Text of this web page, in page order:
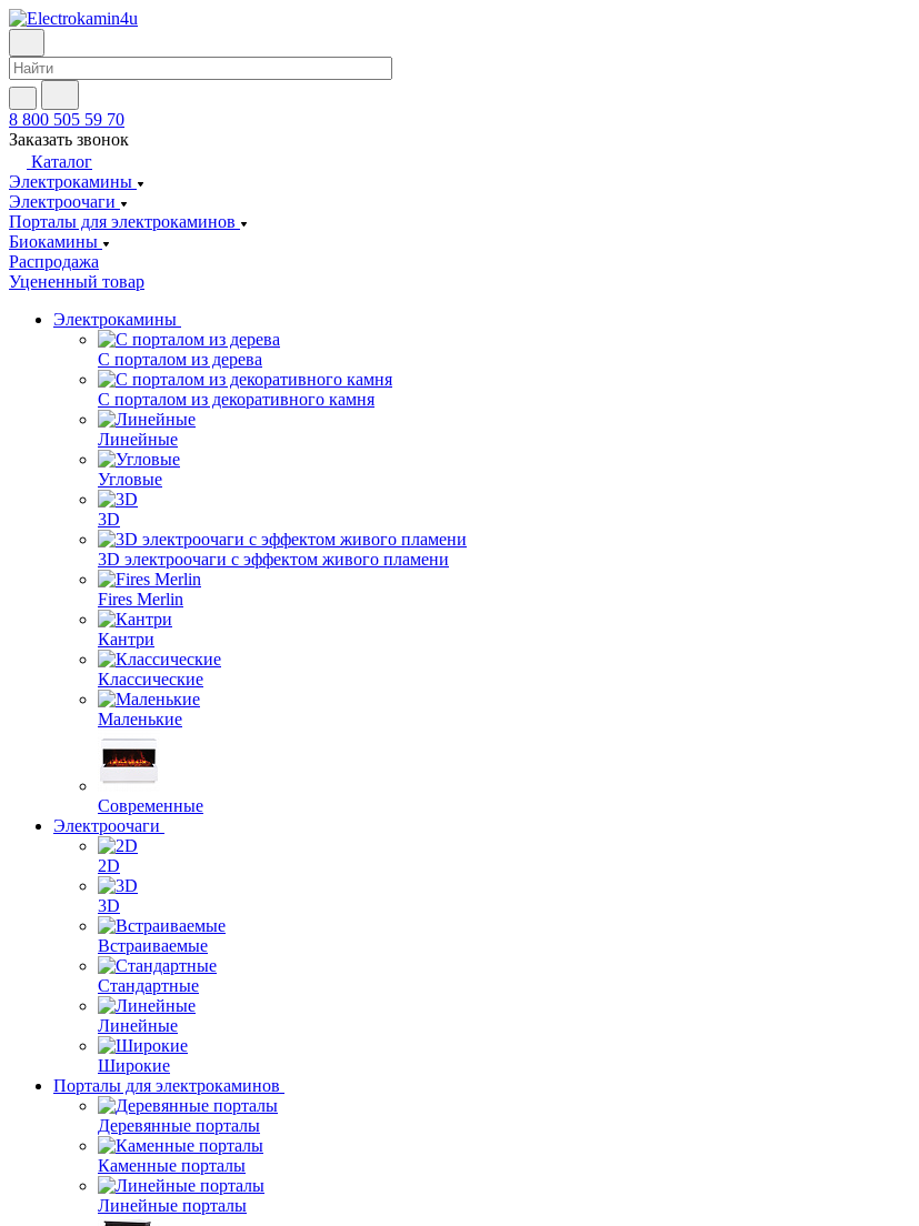
8 800 505 59 70
Заказать звонок
Каталог
Электрокамины
Электроочаги
Порталы для электрокаминов
Биокамины
Распродажа
Уцененный товар
Электрокамины
С порталом из дерева
С порталом из декоративного камня
Линейные
Угловые
3D
3D электроочаги с эффектом живого пламени
Fires Merlin
Кантри
Классические
Маленькие
Современные
Электроочаги
2D
3D
Встраиваемые
Стандартные
Линейные
Широкие
Порталы для электрокаминов
Деревянные порталы
Каменные порталы
Линейные порталы